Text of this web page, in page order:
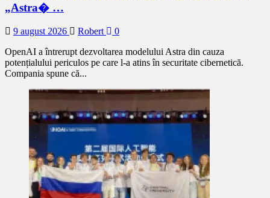
„Astra� …
9 august 2026 Robert
0
OpenAI a întrerupt dezvoltarea modelului Astra din cauza
potențialului periculos pe care l-a atins în securitate cibernetică.
Compania spune că...